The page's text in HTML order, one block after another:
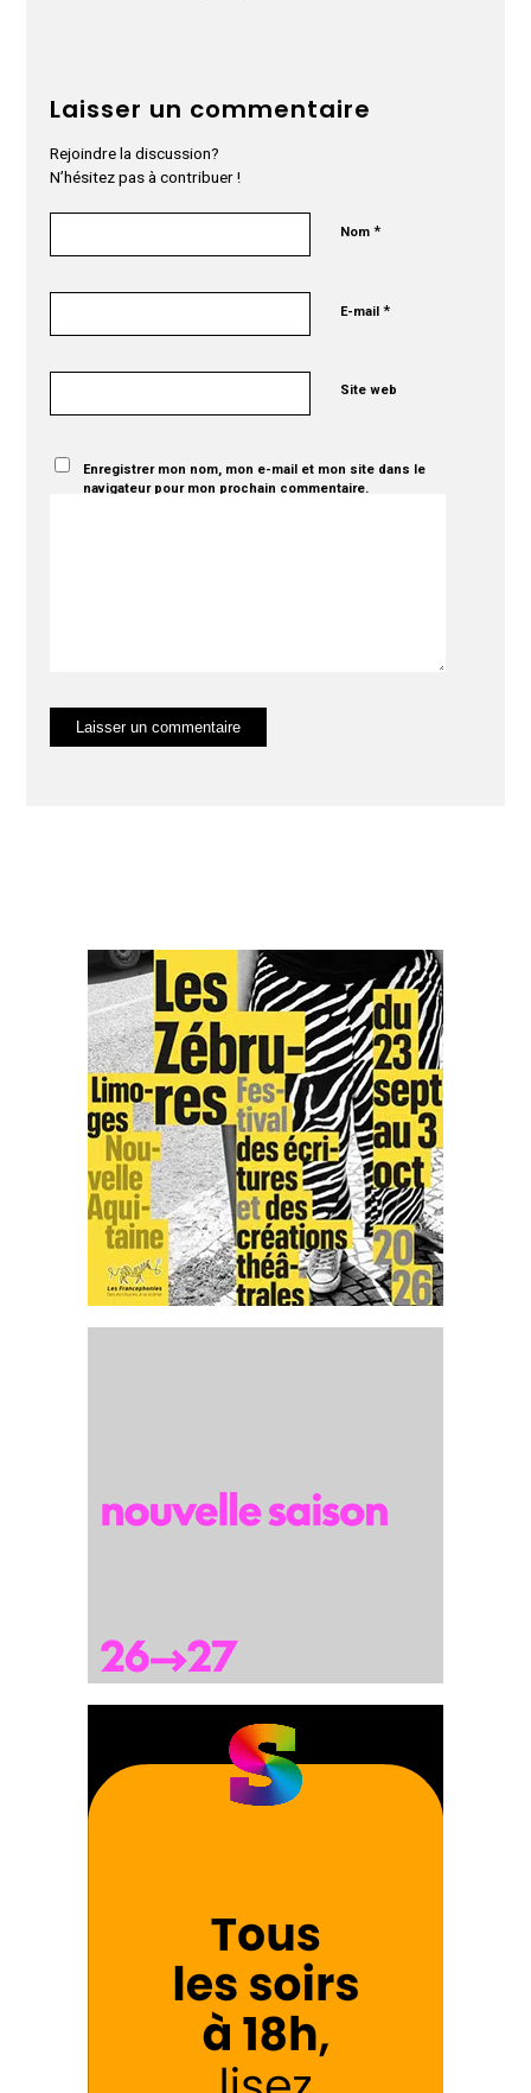
Laisser un commentaire
Rejoindre la discussion?
N’hésitez pas à contribuer !
Nom*
E-mail*
Site web
Enregistrer mon nom, mon e-mail et mon site dans le
navigateur pour mon prochain commentaire.